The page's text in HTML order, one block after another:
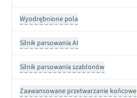
Wyodrębnione pola
Silnik parsowania AI
Silnik parsowania szablonów
Zaawansowane przetwarzanie końcowe